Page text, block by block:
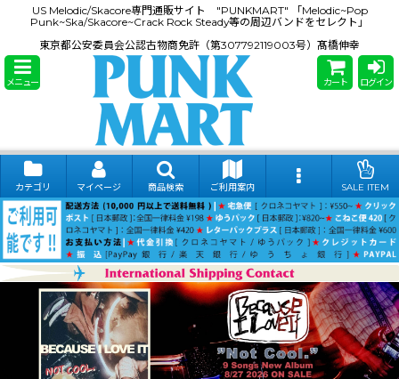
US Melodic/Skacore専門通販サイト "PUNKMART" 「Melodic~Pop
Punk~Ska/Skacore~Crack Rock Steady等の周辺バンドをセレクト」
東京都公安委員会公認古物商免許（第307792119003号）髙橋伸幸
メニュー カート ログイン
カテゴリ マイページ 商品検索 ご利用案内 SALE ITEM